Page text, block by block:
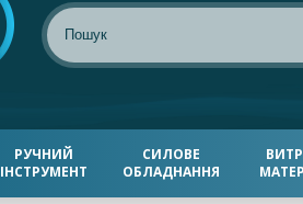
РУЧНИЙ
ІНСТРУМЕНТ
СИЛОВЕ
ОБЛАДНАННЯ